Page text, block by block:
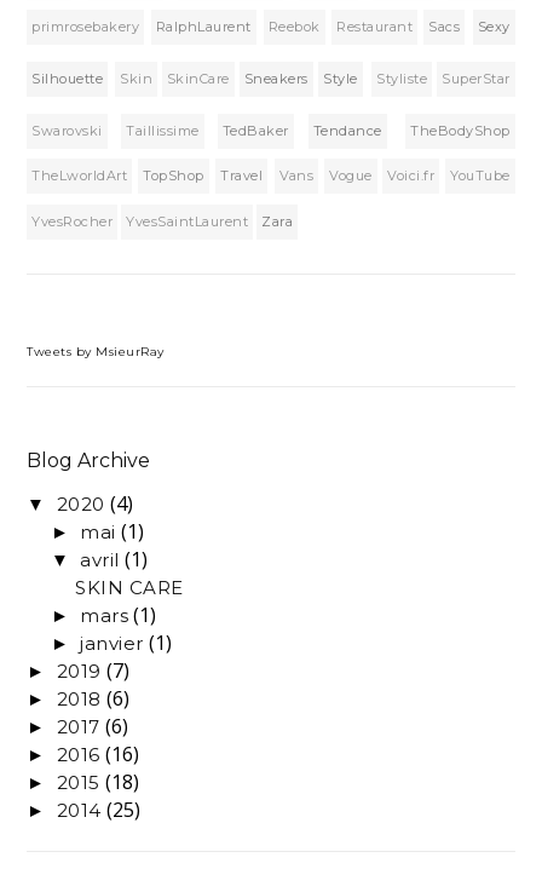
primrosebakery RalphLaurent Reebok Restaurant Sacs Sexy
Silhouette Skin SkinCare Sneakers Style Styliste SuperStar
Swarovski Taillissime TedBaker Tendance TheBodyShop
TheLworldArt TopShop Travel Vans Vogue Voici.fr YouTube
YvesRocher YvesSaintLaurent Zara
Tweets by MsieurRay
Blog Archive
▼ 2020 (4)
► mai (1)
▼ avril (1)
SKIN CARE
► mars (1)
►janvier (1)
► 2019 (7)
► 2018 (6)
► 2017 (6)
► 2016 (16)
► 2015 (18)
► 2014 (25)